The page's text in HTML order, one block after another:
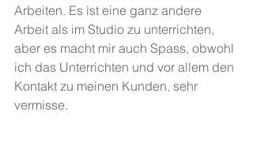
Arbeiten. Es ist eine ganz andere
Arbeit als im Studio zu unterrichten,
aber es macht mir auch Spass, obwohl
ich das Unterrichten und vor allem den
Kontakt zu meinen Kunden, sehr
vermisse.